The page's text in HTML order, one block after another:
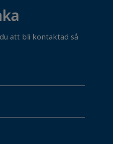
att bli kontaktad så